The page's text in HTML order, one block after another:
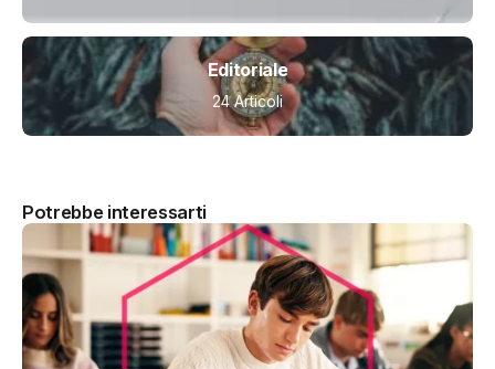
Editoriale
24 Articoli
Potrebbe interessarti